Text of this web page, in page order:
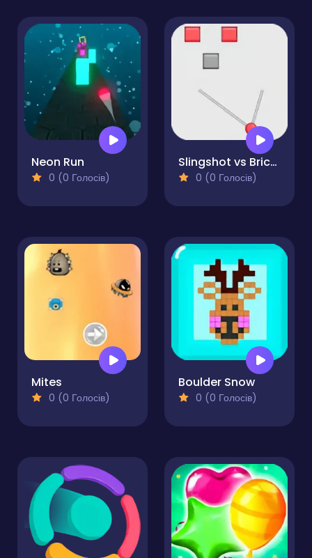
Neon Run
0 (0 Голосів)
Slingshot vs Bricks
0 (0 Голосів)
Mites
0 (0 Голосів)
Boulder Snow
0 (0 Голосів)